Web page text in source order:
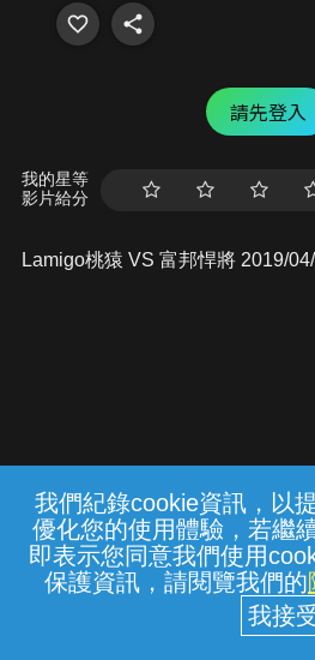
我們紀錄cookie資訊，以
優化您的使用體驗，若繼
即表示您同意我們使用
保護資訊，請閱覽我們的
請先登入
我的星等
影片給分
Lamigo桃猿 VS 富邦悍將 2019/
常見問題 線上客服 服
中華電信股份有限公司
(統一編號：